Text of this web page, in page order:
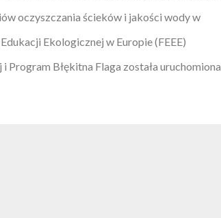
oczyszczania ścieków i jakości wody w
Ekologicznej w Europie (FEEE)
Błękitna Flaga została uruchomiona